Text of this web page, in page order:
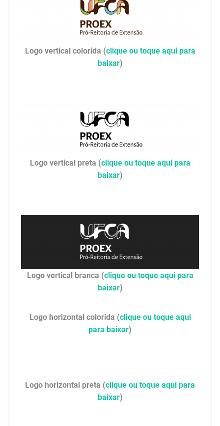
Logo vertical colorida (clique ou toque aqui para
baixar)
Logo vertical preta (clique ou toque aqui para
baixar)
Logo vertical branca (clique ou toque aqui para
baixar)
Logo horizontal colorida (clique ou toque aqui
para baixar)
Logo horizontal preta (clique ou toque aqui para
baixar)